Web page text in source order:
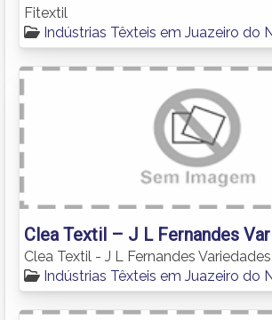
Fitextil
Indústrias Têxteis em Juazeiro do
Clea Textil – J L Fernandes
Clea Textil - J L Fernandes Variedades
Indústrias Têxteis em Juazeiro do